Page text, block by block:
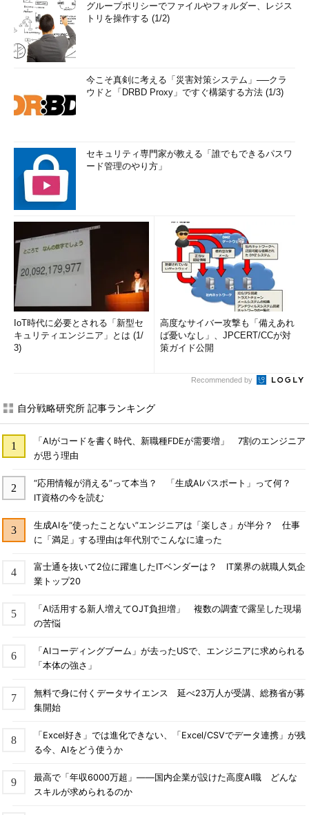
グループポリシーでファイルやフォルダー、レジス
トリを操作する (1/2)
今こそ真剣に考える「災害対策システム」──クラ
ウドと「DRBD Proxy」ですぐ構築する方法 (1/3)
セキュリティ専門家が教える「誰でもできるパスワ
ード管理のやり方」
IoT時代に必要とされる「新型セ
キュリティエンジニア」とは (1/
3)
高度なサイバー攻撃も「備えあれ
ば憂いなし」、JPCERT/CCが対
策ガイド公開
Recommended by
自分戦略研究所 記事ランキング
「AIがコードを書く時代、新職種FDEが需要増」 7割のエンジニア
が思う理由
“応用情報が消える”って本当？ 「生成AIパスポート」って何？
IT資格の今を読む
生成AIを“使ったことない”エンジニアは「楽しさ」が半分？ 仕事
に「満足」する理由は年代別でこんなに違った
富士通を抜いて2位に躍進したITベンダーは？ IT業界の就職人気企
業トップ20
「AI活用する新人増えてOJT負担増」 複数の調査で露呈した現場
の苦悩
「AIコーディングブーム」が去ったUSで、エンジニアに求められる
「本体の強さ」
無料で身に付くデータサイエンス 延べ23万人が受講、総務省が募
集開始
「Excel好き」では進化できない、「Excel/CSVでデータ連携」が残
る今、AIをどう使うか
最高で「年収6000万超」――国内企業が設けた高度AI職 どんな
スキルが求められるのか